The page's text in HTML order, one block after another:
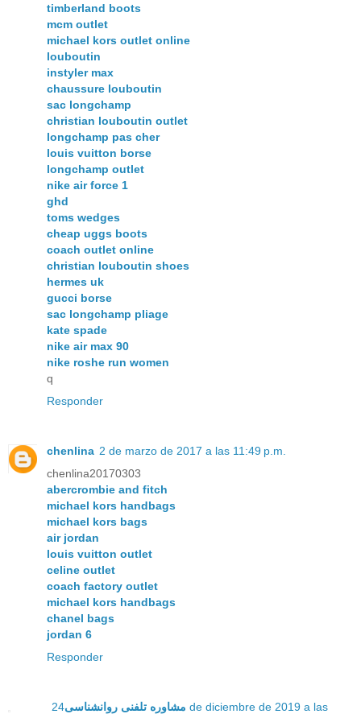
timberland boots
mcm outlet
michael kors outlet online
louboutin
instyler max
chaussure louboutin
sac longchamp
christian louboutin outlet
longchamp pas cher
louis vuitton borse
longchamp outlet
nike air force 1
ghd
toms wedges
cheap uggs boots
coach outlet online
christian louboutin shoes
hermes uk
gucci borse
sac longchamp pliage
kate spade
nike air max 90
nike roshe run women
q
Responder
chenlina 2 de marzo de 2017 a las 11:49 p.m.
chenlina20170303
abercrombie and fitch
michael kors handbags
michael kors bags
air jordan
louis vuitton outlet
celine outlet
coach factory outlet
michael kors handbags
chanel bags
jordan 6
Responder
مشاوره تلفنی روانشناسی24 de diciembre de 2019 a las